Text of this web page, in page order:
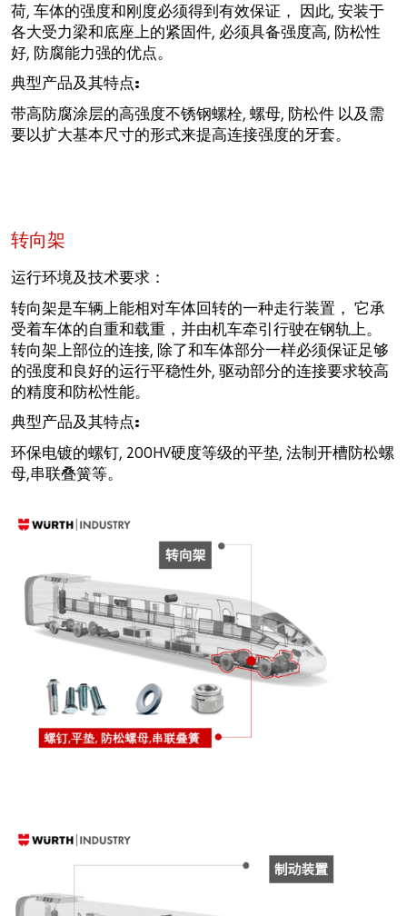
荷, 车体的强度和刚度必须得到有效保证， 因此, 安装于
各大受力梁和底座上的紧固件, 必须具备强度高, 防松性
好, 防腐能力强的优点。
典型产品及其特点:
带高防腐涂层的高强度不锈钢螺栓, 螺母, 防松件 以及需
要以扩大基本尺寸的形式来提高连接强度的牙套。
转向架
运行环境及技术要求：
转向架是车辆上能相对车体回转的一种走行装置， 它承
受着车体的自重和载重，并由机车牵引行驶在钢轨上。
转向架上部位的连接, 除了和车体部分一样必须保证足够
的强度和良好的运行平稳性外, 驱动部分的连接要求较高
的精度和防松性能。
典型产品及其特点:
环保电镀的螺钉, 200HV硬度等级的平垫, 法制开槽防松螺
母,串联叠簧等。